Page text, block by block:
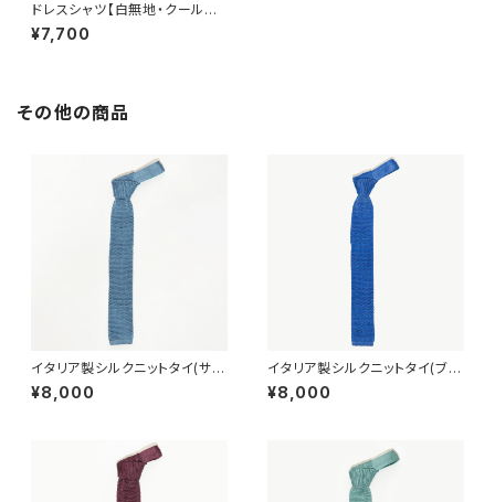
ドレスシャツ【白無地・クールビ
ズ対応】
¥7,700
その他の商品
イタリア製シルクニットタイ(サッ
クス)
¥8,000
イタリア製シルクニットタイ(ブル
ー)
¥8,000